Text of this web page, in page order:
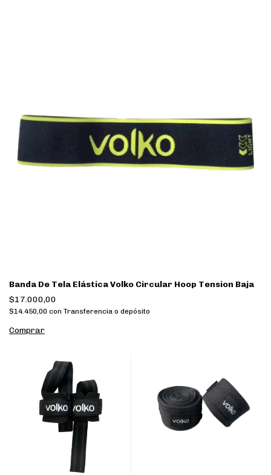
Banda De Tela Elástica Volko Circular Hoop Tension Baja
$17.000,00
$14.450,00 con Transferencia o depósito